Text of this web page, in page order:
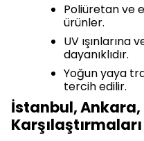
Poliüretan ve
ürünler.
UV ışınlarına
dayanıklıdır.
Yoğun yaya
tercih edilir.
İstanbul, Ankara,
Karşılaştırmaları